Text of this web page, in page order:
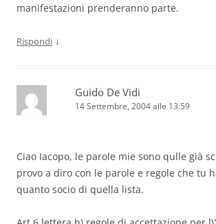
manifestazioni prenderanno parte.
Rispondi ↓
Guido De Vidi
14 Settembre, 2004 alle 13:59
Ciao Iacopo, le parole mie sono qulle già
provo a diro con le parole e regole che tu
quanto socio di quella lista.